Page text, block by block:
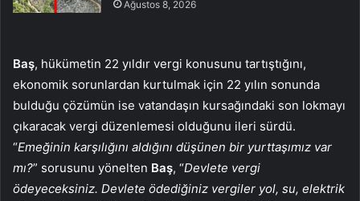
Ağustos 8, 2026
Baş, hükümetin 22 yıldır vergi konusunu tartıştığını,
ekonomik sorunlardan kurtulmak için 22 yılın sonunda
bulduğu çözümün ise vatandaşın kursağındaki son lokmayı
çıkaracak vergi düzenlemesi olduğunu ileri sürdü.
“Emeğinin karşılığını aldığını düşünen bir yurttaşımız var
mı?” sorusunu yönelten Baş, “Devlete vergi
ödeyeceksiniz. Devlete ödediğiniz vergiler yol, su, elektrik